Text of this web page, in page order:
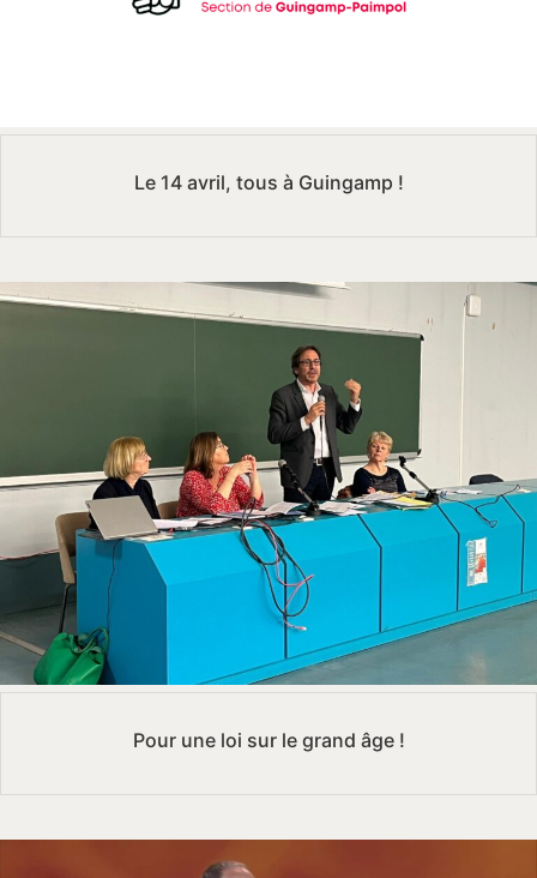
Le 14 avril, tous à Guingamp !
Pour une loi sur le grand âge !